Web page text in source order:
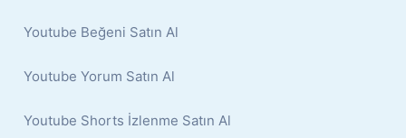
Youtube Beğeni Satın Al
Youtube Yorum Satın Al
Youtube Shorts İzlenme Satın Al